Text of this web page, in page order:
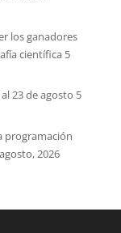
los ganadores
científica 5
23 de agosto 5
programación
2026